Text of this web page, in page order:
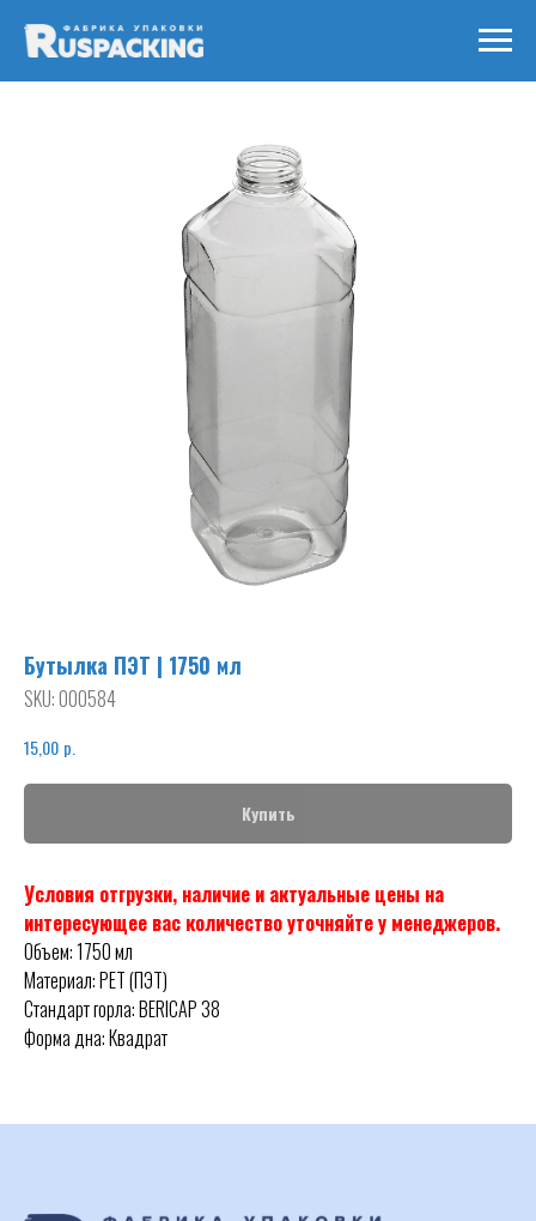
Бутылка ПЭТ | 1750 мл
SKU:000584
15,00 р.
Купить
Условия отгрузки, наличие и актуальные цены на
интересующее вас количество уточняйте у менеджеров.
Объем: 1750 мл
Материал: PET (ПЭТ)
Стандарт горла: BERICAP 38
Форма дна: Квадрат